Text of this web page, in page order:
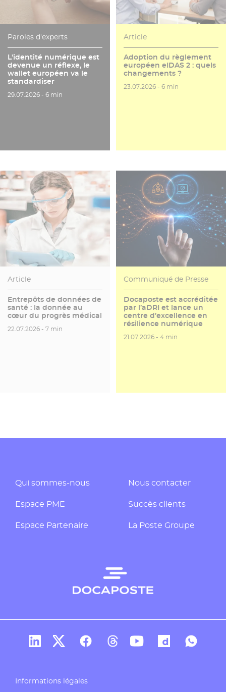
Paroles d'experts
L'identité numérique est
devenue un réflexe, le
wallet européen va le
standardiser
Date de publication
29.07.2026 - Temps de lecture
6 min
Article
Adoption du règlement
européen eIDAS 2 : quels
changements ?
Date de publication
23.07.2026 -Temps de lecture
6 min
Article
Entrepôts de données de
santé : la donnée au
cœur du progrès médical
Date de publication
22.07.2026 - Temps de lecture
7 min
Communiqué de Presse
Docaposte est accréditée
par l’aDRI et lance un
centre d’excellence en
résilience numérique
Date de publication
21.07.2026 - Temps de lecture
4 min
Qui sommes-nous
Espace PME
Espace Partenaire
Nous contacter
Succès clients
La Poste Groupe
Compte Linkedin de Docaposte
Compte X de Docaposte
Compte Facebook de Docaposte
Compte Threads de
Compte Youtube de
CompteCompte
Informations légales